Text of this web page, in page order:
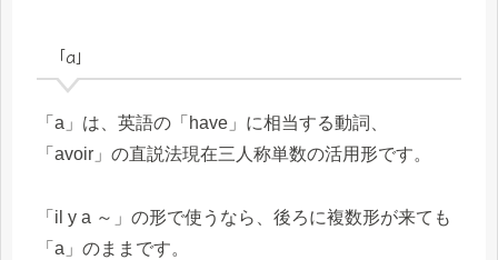
「a」
「a」は、英語の「have」に相当する動詞、
「avoir」の直説法現在三人称単数の活用形です。
「il y a ～」の形で使うなら、後ろに複数形が来ても
「a」のままです。